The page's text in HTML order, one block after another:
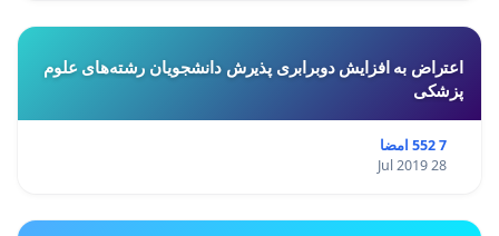
اعتراض به افزایش دوبرابری پذیرش دانشجویان رشته‌های علوم
پزشکی
7 552 امضا
28 Jul 2019